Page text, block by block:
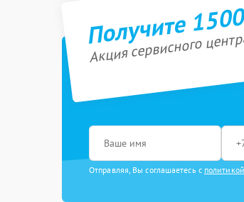
Акция сервисного
Отправляя, Вы соглашаетесь с